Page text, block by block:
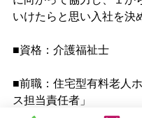
いけたらと思い入社を決
■資格：介護福祉士
■前職：住宅型有料老人
ス担当責任者」